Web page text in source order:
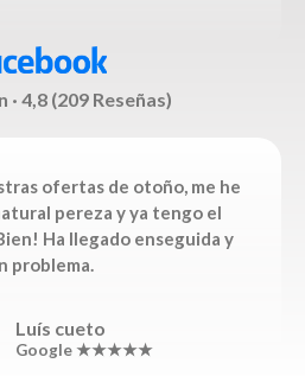
· 4,8 (209 Reseñas)
ofertas de otoño, me he
pereza y ya tengo el
Ha llegado enseguida y
problema.
Luís cueto
Google ★★★★★